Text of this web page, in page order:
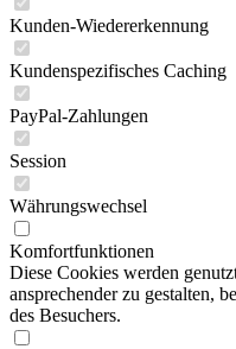
Kunden-Wiedererkennung
Kundenspezifisches Caching
PayPal-Zahlungen
Session
Währungswechsel
Komfortfunktionen
Diese Cookies werden
ansprechender zu gestalten,
des Besuchers.